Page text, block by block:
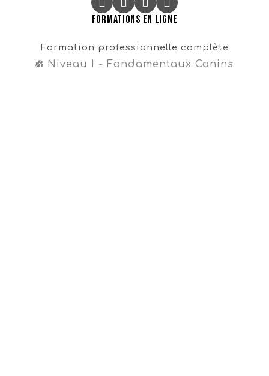
Formations en ligne
Formation professionnelle complète
Niveau I - Fondamentaux Canins